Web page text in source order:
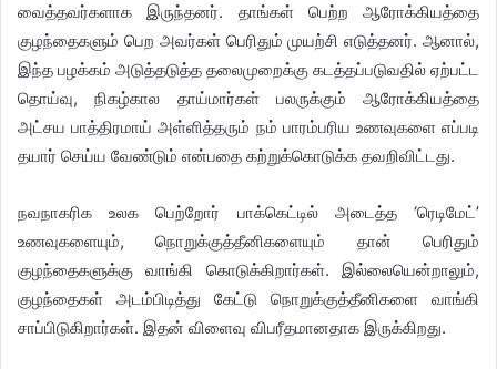
வைத்தவர்களாக இருந்தனர். தாங்கள் பெற்ற ஆரோக்கியத்தை
குழந்தைகளும் பெற அவர்கள் பெரிதும் முயற்சி எடுத்தனர். ஆனால்,
இந்த பழக்கம் அடுத்தடுத்த தலைமுறைக்கு கடத்தப்படுவதில் ஏற்பட்ட
தொய்வு, நிகழ்கால தாய்மார்கள் பலருக்கும் ஆரோக்கியத்தை
அட்சய பாத்திரமாய் அள்ளித்தரும் நம் பாரம்பரிய உணவுகளை எப்படி
தயார் செய்ய வேண்டும் என்பதை கற்றுக்கொடுக்க தவறிவிட்டது.
நவநாகரிக உலக பெற்றோர் பாக்கெட்டில் அடைத்த ‘ரெடிமேட்’
உணவுகளையும், நொறுக்குத்தீனிகளையும் தான் பெரிதும்
குழந்தைகளுக்கு வாங்கி கொடுக்கிறார்கள். இல்லையென்றாலும்,
குழந்தைகள் அடம்பிடித்து கேட்டு நொறுக்குத்தீனிகளை வாங்கி
சாப்பிடுகிறார்கள். இதன் விளைவு விபரீதமானதாக இருக்கிறது.